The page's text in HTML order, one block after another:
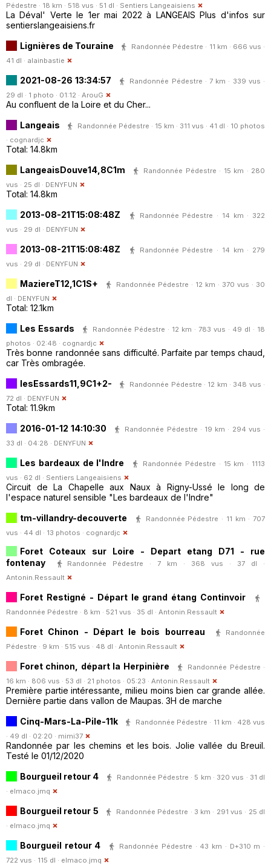
Pédestre · 18 km · 518 vus · 51 dl · Sentiers Langeaisiens
La Déval' Verte le 1er mai 2022 à LANGEAIS Plus d'infos sur
sentierslangeaisiens.fr
Lignières de Touraine
Randonnée Pédestre · 11 km · 666 vus ·
41 dl · alainbastie
2021-08-26 13:34:57
Randonnée Pédestre · 7 km · 339 vus ·
29 dl · 1 photo · 01:12 · ArouG
Au confluent de la Loire et du Cher...
Langeais
Randonnée Pédestre · 15 km · 311 vus · 41 dl · 10 photos
· cognardjc
Total: 14.8km
LangeaisDouve14,8C1m
Randonnée Pédestre · 15 km · 280
vus · 25 dl · DENYFUN
Total: 14.8km
2013-08-21T15:08:48Z
Randonnée Pédestre · 14 km · 322
vus · 29 dl · DENYFUN
2013-08-21T15:08:48Z
Randonnée Pédestre · 14 km · 279
vus · 29 dl · DENYFUN
MaziereT12,1C1S+
Randonnée Pédestre · 12 km · 370 vus · 30
dl · DENYFUN
Total: 12.1km
Les Essards
Randonnée Pédestre · 12 km · 783 vus · 49 dl · 18
photos · 02:48 · cognardjc
Très bonne randonnée sans difficulté. Parfaite par temps chaud,
car Très ombragée.
lesEssards11,9C1+2-
Randonnée Pédestre · 12 km · 348 vus ·
72 dl · DENYFUN
Total: 11.9km
2016-01-12 14:10:30
Randonnée Pédestre · 19 km · 294 vus ·
33 dl · 04:28 · DENYFUN
Les bardeaux de l'Indre
Randonnée Pédestre · 15 km · 1113
vus · 62 dl · Sentiers Langeaisiens
Circuit de La Chapelle aux Naux à Rigny-Ussé le long de
l'espace naturel sensible "Les bardeaux de l'Indre"
tm-villandry-decouverte
Randonnée Pédestre · 11 km · 707
vus · 44 dl · 13 photos · cognardjc
Foret Coteaux sur Loire - Depart etang D71 - rue
fontenay
Randonnée Pédestre · 7 km · 368 vus · 37 dl ·
Antonin.Ressault
Foret Restigné - Départ le grand étang Continvoir
Randonnée Pédestre · 8 km · 521 vus · 35 dl · Antonin.Ressault
Foret Chinon - Départ le bois bourreau
Randonnée
Pédestre · 9 km · 515 vus · 48 dl · Antonin.Ressault
Foret chinon, départ la Herpinière
Randonnée Pédestre ·
16 km · 806 vus · 53 dl · 21 photos · 05:23 · Antonin.Ressault
Première partie intéressante, milieu moins bien car grande allée.
Dernière partie dans vallon de Maupas. 3H de marche
Cinq-Mars-La-Pile-11k
Randonnée Pédestre · 11 km · 428 vus
· 49 dl · 02:20 · mimi37
Randonnée par les chemins et les bois. Jolie vallée du Breuil.
Testé le 01/12/2020
Bourgueil retour 4
Randonnée Pédestre · 5 km · 320 vus · 31 dl
· elmaco.jmq
Bourgueil retour 5
Randonnée Pédestre · 3 km · 291 vus · 25 dl
· elmaco.jmq
Bourgueil retour 4
Randonnée Pédestre · 43 km · D+310 m ·
722 vus · 115 dl · elmaco.jmq